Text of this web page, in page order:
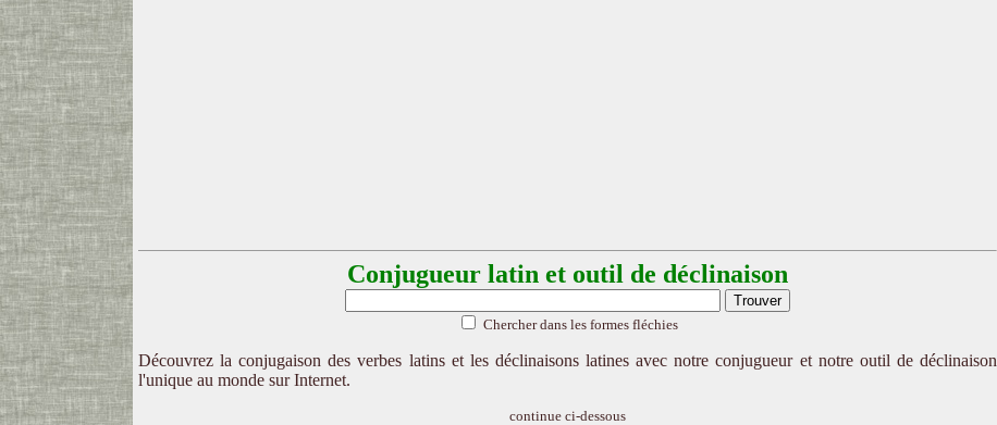
Conjugueur latin et outil de déclinaison
Chercher dans les formes fléchies
Découvrez la conjugaison des verbes latins et les déclinaisons latines avec notre conjugueur et notre outil de déclinaison
l'unique au monde sur Internet.
continue ci-dessous